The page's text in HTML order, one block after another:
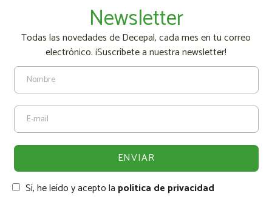
Newsletter
Todas las novedades de Decepal, cada mes en tu correo
electrónico. ¡Suscríbete a nuestra newsletter!
Sí, he leído y acepto la política de privacidad